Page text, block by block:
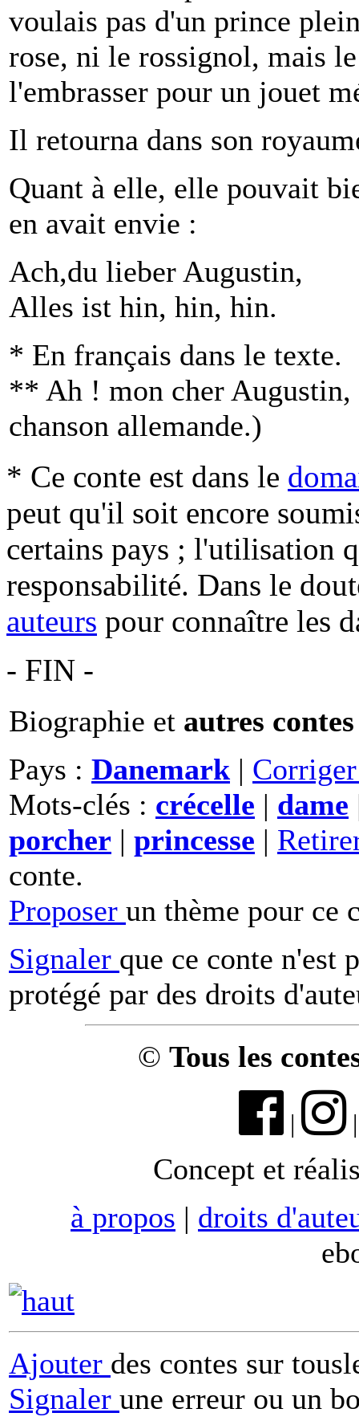
voulais pas d'un prince
rose, ni le rossignol, mais
l'embrasser pour un jouet
Il retourna dans son
Quant à elle, elle pouvait
en avait envie :
Ach,du lieber Augustin,
Alles ist hin, hin, hin.
* En français dans le texte.
** Ah ! mon cher
chanson allemande.)
* Ce conte est dans le
peut qu'il soit encore
certains pays ; l'utilisation
responsabilité. Dans le
auteurs pour connaître les
- FIN -
Biographie et autres contes
Pays : Danemark |
Mots-clés : crécelle | dame
porcher | princesse |
conte.
Proposer un thème pour ce
Signaler que ce conte n'est
protégé par des droits
© Tous les
|
Concept et
à propos | droits
Ajouter des contes sur
Signaler une erreur ou un